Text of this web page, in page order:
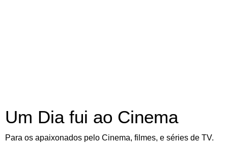
Um Dia fui ao Cinema
Para os apaixonados pelo Cinema, filmes, e séries de TV.